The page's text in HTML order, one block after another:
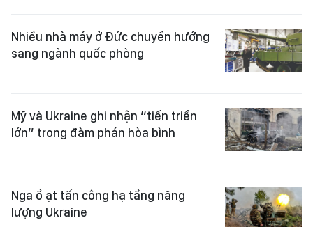
Nhiều nhà máy ở Đức chuyển hướng
sang ngành quốc phòng
Mỹ và Ukraine ghi nhận “tiến triển
lớn” trong đàm phán hòa bình
Nga ồ ạt tấn công hạ tầng năng
lượng Ukraine